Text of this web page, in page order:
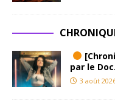
par le Doc.
3 août